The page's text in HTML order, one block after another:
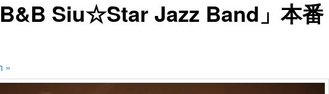
Siu☆Star Jazz Band」本番
»